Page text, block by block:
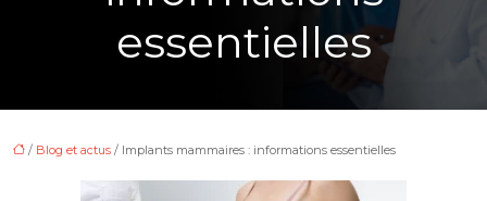
essentielles
/ Blog et actus / Implants mammaires : informations essentielles